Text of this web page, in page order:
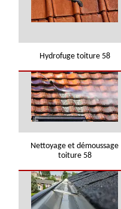
Hydrofuge toiture 58
Nettoyage et démoussage
toiture 58